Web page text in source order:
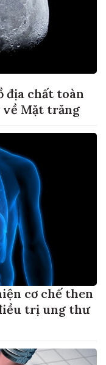
địa chất toàn
Mặt trăng
cơ chế then
trị ung thư